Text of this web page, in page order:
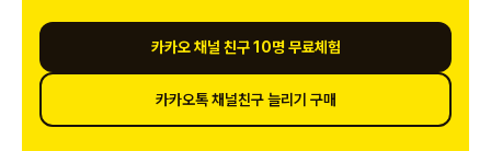
카카오 채널 친구 10명 무료체험
카카오톡 채널친구 늘리기 구매